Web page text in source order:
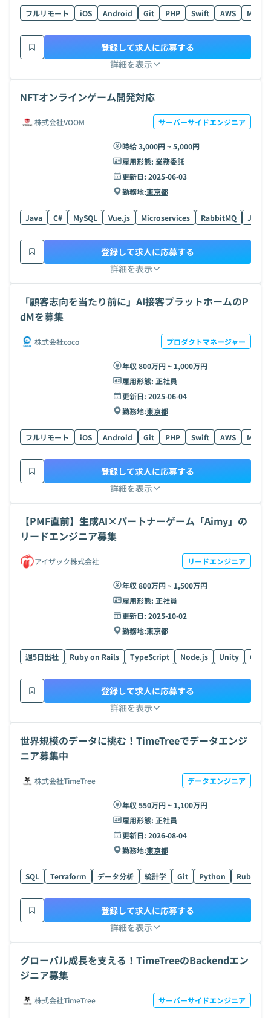
フルリモート iOS Android Git PHP Swift AWS MySQL
詳細を表示
登録して求人に応募する
NFTオンラインゲーム開発対応
株式会社VOOM サーバーサイドエンジニア
時給 3,000円 ~ 5,000円
雇用形態: 業務委託
更新日: 2025-06-03
勤務地:東京都
Java C# MySQL Vue.js Microservices RabbitMQ
詳細を表示
登録して求人に応募する
「顧客志向を当たり前に」AI接客プラットホームのP
dMを募集
株式会社coco プロダクトマネージャー
年収 800万円 ~ 1,000万円
雇用形態: 正社員
更新日: 2025-06-04
勤務地:東京都
フルリモート iOS Android Git PHP Swift AWS MySQL
詳細を表示
登録して求人に応募する
【PMF直前】生成AI×パートナーゲーム「Aimy」の
リードエンジニア募集
アイザック株式会社 リードエンジニア
年収 800万円 ~ 1,500万円
雇用形態: 正社員
更新日: 2025-10-02
勤務地:東京都
週5日出社 Ruby on Rails TypeScript Node.js Unity C#
詳細を表示
登録して求人に応募する
世界規模のデータに挑む！TimeTreeでデータエンジ
ニア募集中
株式会社TimeTree データエンジニア
年収 550万円 ~ 1,100万円
雇用形態: 正社員
更新日: 2026-08-04
勤務地:東京都
SQL Terraform データ分析 統計学 Git Python Ruby
詳細を表示
登録して求人に応募する
グローバル成長を支える！TimeTreeのBackendエン
ジニア募集
株式会社TimeTree サーバーサイドエンジニア